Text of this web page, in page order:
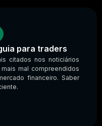
para traders
citados nos noticiários
mal compreendidos
financeiro. Saber